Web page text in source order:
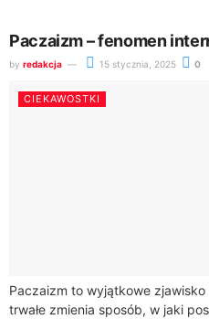
Paczaizm – fenomen
by redakcja 15 stycznia, 2025 0
CIEKAWOSTKI
Paczaizm to wyjątkowe
trwałe zmienia sposób, w jaki